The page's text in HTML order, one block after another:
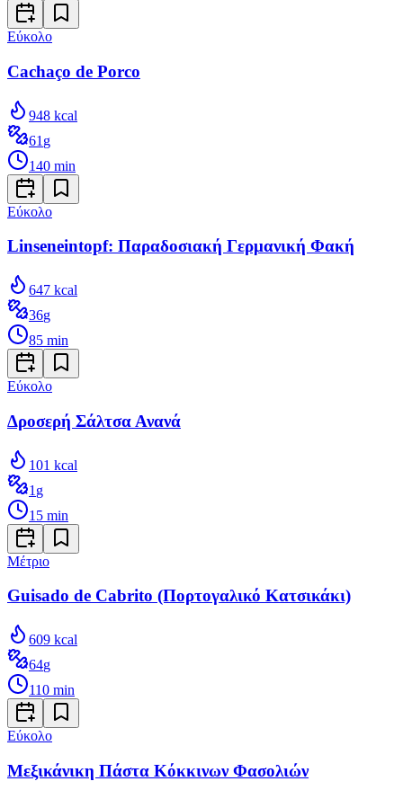
Εύκολο
Cachaço de Porco
948 kcal
61 g
140 min
Εύκολο
Linseneintopf: Παραδοσιακή Γερμανική Φακή
647 kcal
36g
85 min
Εύκολο
Δροσερή Σάλτσα Ανανά
101 kcal
1 g
15 min
Μέτριο
Guisado de Cabrito (Πορτογαλικό Κατσικάκι)
609 kcal
64g
110 min
Εύκολο
Μεξικάνικη Πάστα Κόκκινων Φασολιών